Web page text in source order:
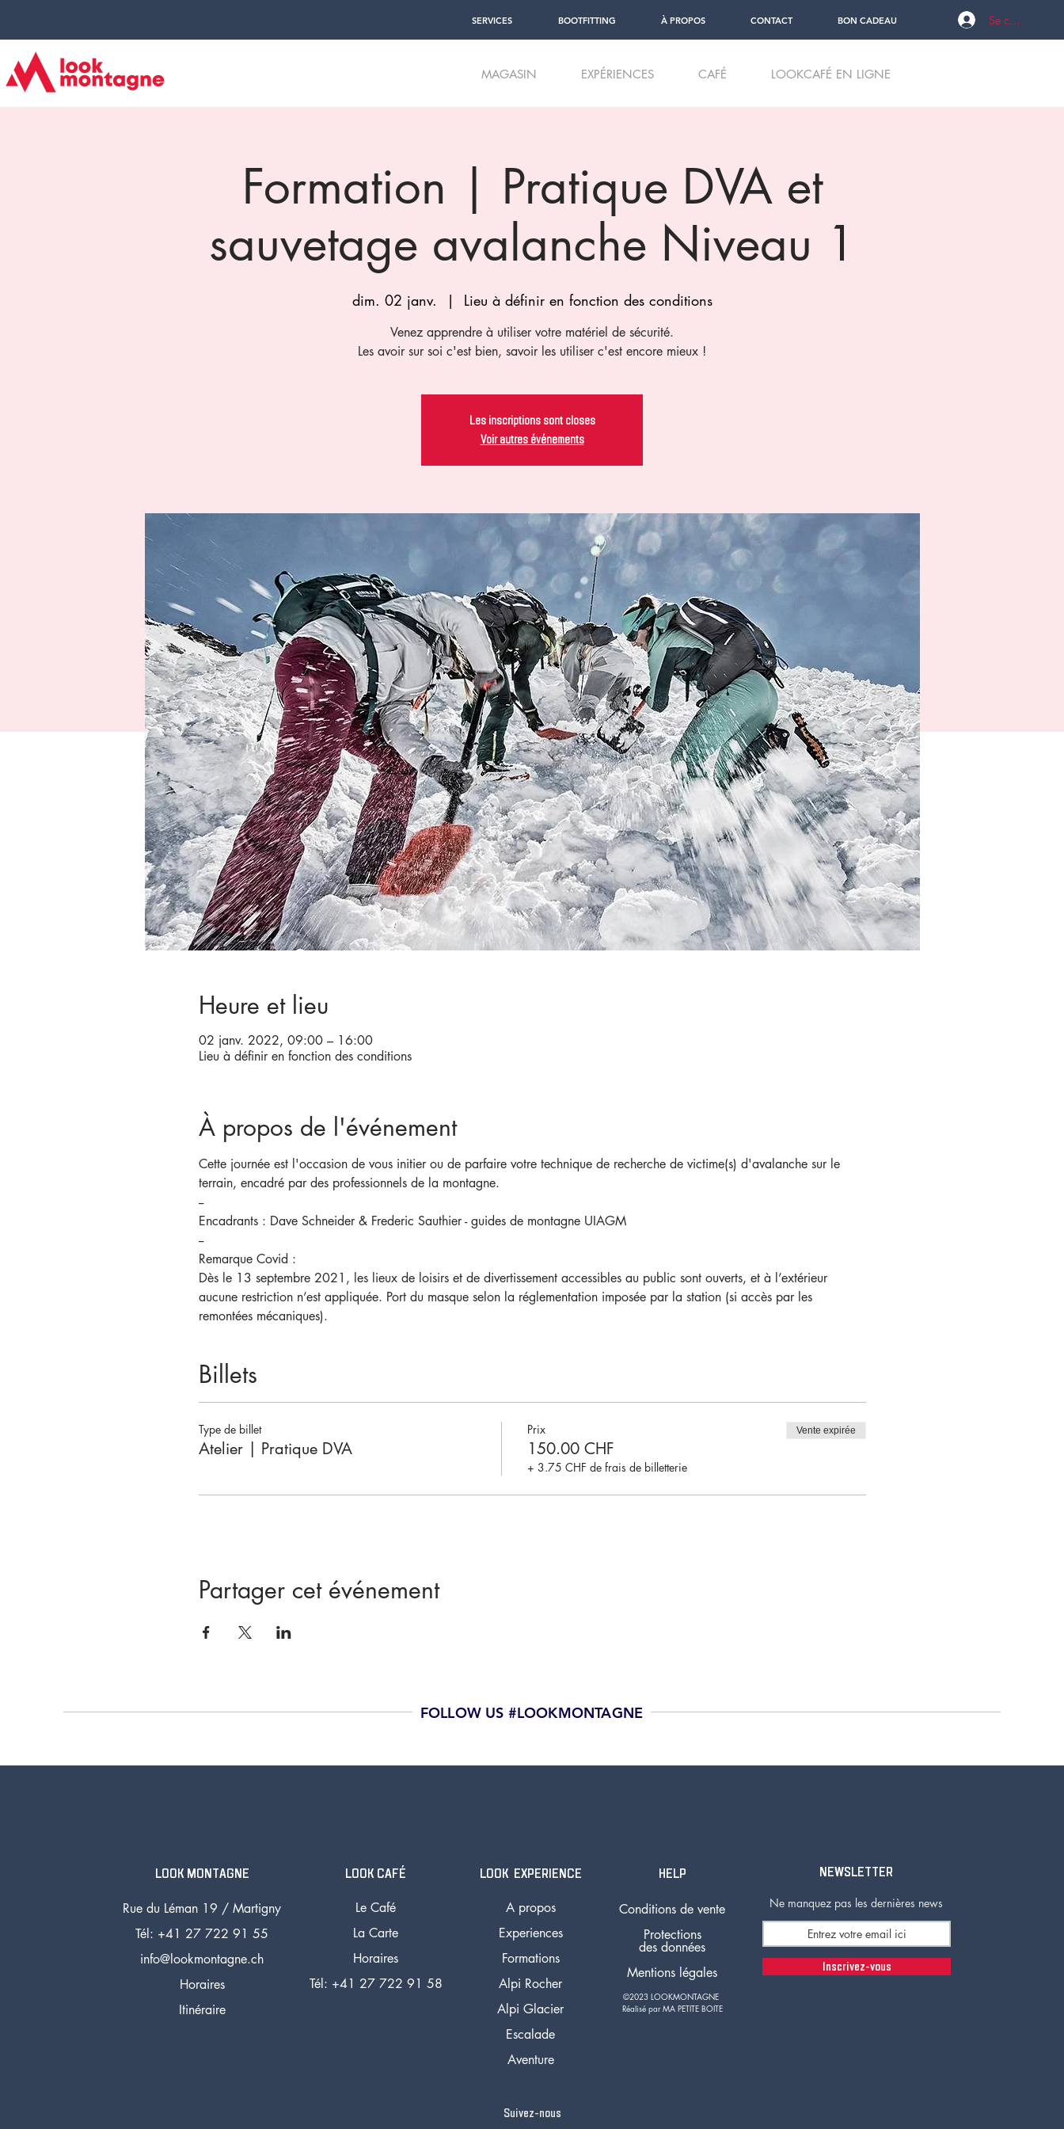
MAGASIN EXPÉRIENCES CAFÉ LOOKCAFÉ EN LIGNE
Se connecter
SERVICES BOOTFITTING À PROPOS CONTACT BON CADEAU
Formation | Pratique DVA et
sauvetage avalanche Niveau 1
dim. 02 janv.
  |
Lieu à définir en fonction des conditions
Venez apprendre à utiliser votre matériel de sécurité.
Les avoir sur soi c'est bien, savoir les utiliser c'est encore mieux !
Les inscriptions sont closes
Voir autres événements
Heure et lieu
02 janv. 2022, 09:00 – 16:00
Lieu à définir en fonction des conditions
À propos de l'événement
Cette journée est l'occasion de vous initier ou de parfaire votre technique de recherche de victime(s) d'avalanche sur le
terrain, encadré par des professionnels de la montagne.
--
Encadrants : Dave Schneider & Frederic Sauthier - guides de montagne UIAGM
--
Remarque Covid :
Dès le 13 septembre 2021, les lieux de loisirs et de divertissement accessibles au public sont ouverts, et à l’extérieur
aucune restriction n’est appliquée. Port du masque selon la réglementation imposée par la station (si accès par les
remontées mécaniques).
Billets
Type de billet
Atelier | Pratique DVA
Prix
150.00 CHF
+ 3.75 CHF de frais de billetterie
Vente expirée
Partager cet événement
FOLLOW US #LOOKMONTAGNE
LOOK MONTAGNE
Rue du Léman 19 / Martigny
Tél: +41 27 722 91 55
info@lookmontagne.ch
Horaires
Itinéraire
LOOK CAFÉ
Le Café
La Carte
Horaires
Tél: +41 27 722 91 58
LOOK EXPERIENCE
A propos
Experiences
Formations
Alpi Rocher
Alpi Glacier
Escalade
Aventure
HELP
Conditions de vente
Protections
des données
Mentions légales
©2023 LOOKMONTAGNE
Réalisé par MA PETITE BOITE
NEWSLETTER
Ne manquez pas les dernières news
Inscrivez-vous
Suivez-nous